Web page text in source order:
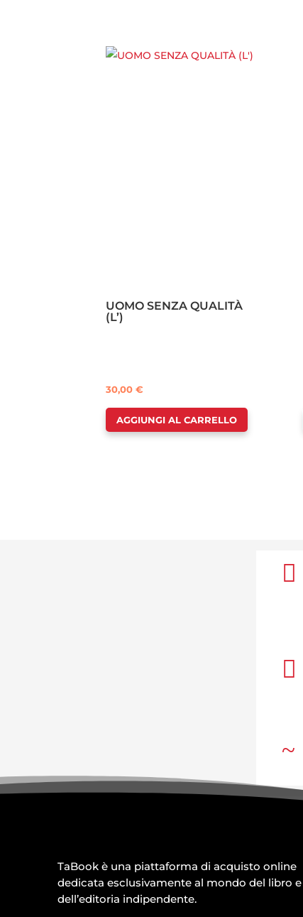
UOMO SENZA QUALITÀ
(L’)
30,00€
AGGIUNGI AL CARRELLO


~
TaBook è una piattaforma di acquisto online
dedicata esclusivamente al mondo del libro e
dell’editoria indipendente.